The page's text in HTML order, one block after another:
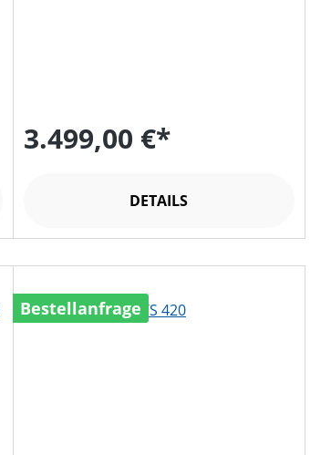
3.499,00 €*
DETAILS
Bestellanfrage